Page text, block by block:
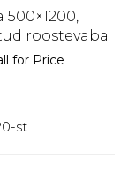
500×1200,
roostevaba
for Price
st